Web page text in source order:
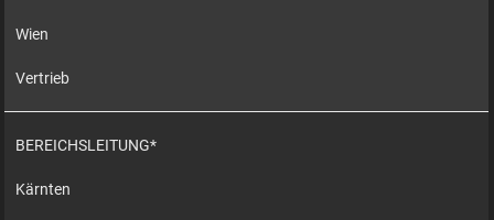
Wien
Vertrieb
BEREICHSLEITUNG*
Kärnten